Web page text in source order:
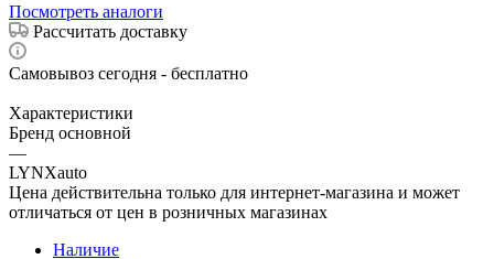
Посмотреть аналоги
Рассчитать доставку
Самовывоз сегодня - бесплатно
Характеристики
Бренд основной
—
LYNXauto
Цена действительна только для интернет-магазина и может
отличаться от цен в розничных магазинах
Наличие